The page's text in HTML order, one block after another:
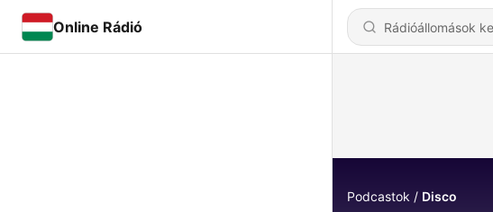
Online Rádió
Podcastok Disco